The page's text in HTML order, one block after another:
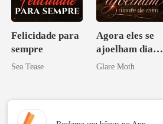
Felicidade para
sempre
Sea Tease
Agora eles se
ajoelham diante
de mim
Glare Moth